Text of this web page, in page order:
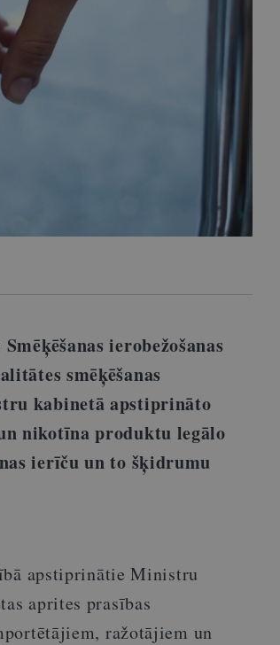
ierobežošanas
smēķēšanas
kabinetā apstiprināto
nikotīna produktu legālo
ierīču un to šķidrumu
apstiprinātie Ministru
aprites prasības
ražotājiem un